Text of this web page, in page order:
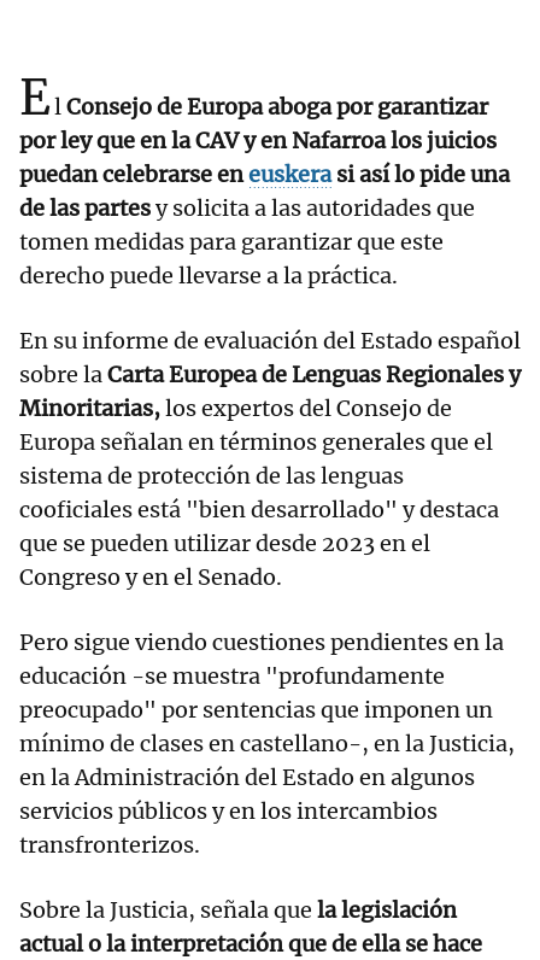
ElConsejo de Europa aboga por garantizar
por ley que en la CAV y en Nafarroa los juicios
puedan celebrarse eneuskerasi así lo pide una
de las partesy solicita a las autoridades que
tomen medidas para garantizar que este
derecho puede llevarse a la práctica.
En su informe de evaluación del Estado español
sobre laCarta Europea de Lenguas Regionales y
Minoritarias,los expertos del Consejo de
Europa señalan en términos generales que el
sistema de protección de las lenguas
cooficiales está "bien desarrollado" y destaca
que se pueden utilizar desde 2023 en el
Congreso y en el Senado.
Pero sigue viendo cuestiones pendientes en la
educación -se muestra "profundamente
preocupado" por sentencias que imponen un
mínimo de clases en castellano-, en la Justicia,
en la Administración del Estado en algunos
servicios públicos y en los intercambios
transfronterizos.
Sobre la Justicia, señala que la legislación
actual o la interpretación que de ella se hace